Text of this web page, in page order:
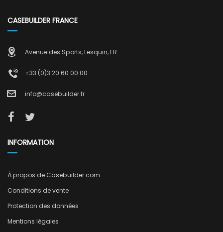
CASEBUILDER FRANCE
Avenue des Sports, Lesquin, FR
+33 (0)3 20 60 00 00
info@casebuilder.fr
INFORMATION
À propos de Casebuilder.com
Conditions de vente
Protection des données
Mentions légales